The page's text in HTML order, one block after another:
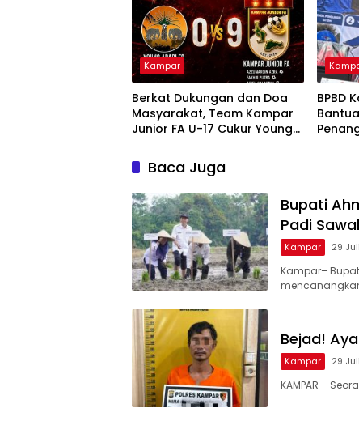
Kampar
Berkat Dukungan dan Doa
Masyarakat, Team Kampar
Junior FA U-17 Cukur Young
Soeratin
BPBD
Baca Juga
Bupati
Padi
Kampar 29
Kampar–
Bejad!
Kampar 29
KAMPAR –